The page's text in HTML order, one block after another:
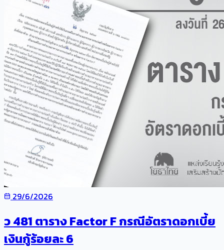
29/6/2026
ว 481 ตาราง Factor F กรณีอัตราดอกเบี้ย
เงินกู้ร้อยละ 6